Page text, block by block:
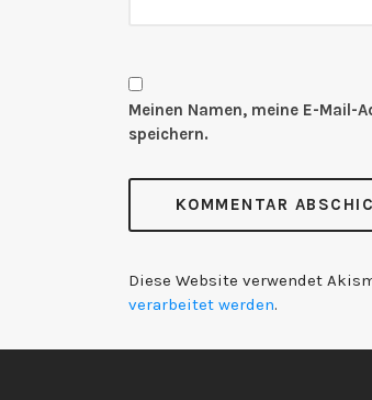
Meinen Namen, meine E-Mail-
speichern.
Diese Website verwendet
verarbeitet werden.